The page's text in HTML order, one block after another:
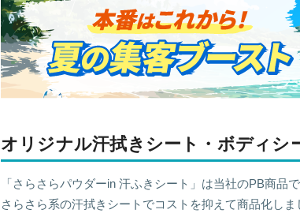
オリジナル汗拭きシート・ボディ
「さらさらパウダーin 汗ふきシート」は当社のPB商品で
さらさら系の汗拭きシートでコストを抑えて商品化しま